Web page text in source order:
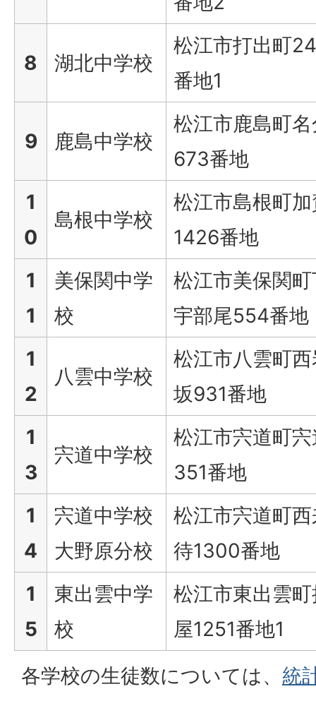
8 湖北中学校
松江市打出町
番地1
9 鹿島中学校
松江市鹿島町
673番地
1
0
島根中学校
松江市島根町
1426番地
1
1
美保関中学
校
松江市美保関
宇部尾554番地
1
2
八雲中学校
松江市八雲町
坂931番地
1
3
宍道中学校
松江市宍道町
351番地
1
4
宍道中学校
大野原分校
松江市宍道町
待1300番地
1
5
東出雲中学
校
松江市東出雲
屋1251番地1
各学校の生徒数については、 統